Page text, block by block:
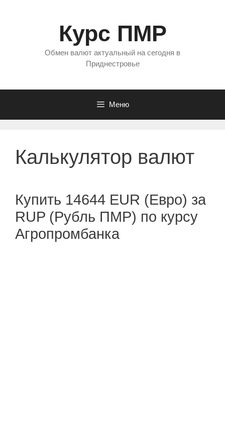
Курс ПМР
Обмен валют актуальный на сегодня в
Приднестровье
Меню
Калькулятор валют
Купить 14644 EUR (Евро) за
RUP (Рубль ПМР) по курсу
Агропромбанка